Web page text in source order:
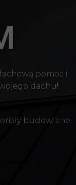
pomoc i
dachu!
budowlane